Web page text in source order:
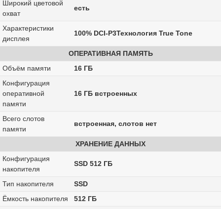
Широкий цветовой
охват
есть
Характеристики
дисплея
100% DCI-P3Технология True Tone
ОПЕРАТИВНАЯ ПАМЯТЬ
Объём памяти
16 ГБ
Конфигурация
оперативной
памяти
16 ГБ встроенных
Всего слотов
памяти
встроенная, слотов нет
ХРАНЕНИЕ ДАННЫХ
Конфигурация
накопителя
SSD 512 ГБ
Тип накопителя
SSD
Ёмкость накопителя
512 ГБ